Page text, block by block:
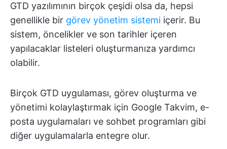
GTD yazılımının birçok çeşidi olsa da, hepsi
genellikle bir görev yönetim sistemi içerir. Bu
sistem, öncelikler ve son tarihler içeren
yapılacaklar listeleri oluşturmanıza yardımcı
olabilir.
Birçok GTD uygulaması, görev oluşturma ve
yönetimi kolaylaştırmak için Google Takvim, e-
posta uygulamaları ve sohbet programları gibi
diğer uygulamalarla entegre olur.